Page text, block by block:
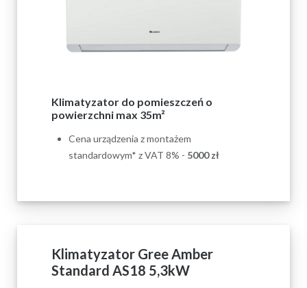
Klimatyzator do pomieszczeń o
powierzchni max 35m²
Cena urządzenia z montażem
standardowym* z VAT 8% - 5000 zł
Klimatyzator Gree Amber
Standard AS18 5,3kW